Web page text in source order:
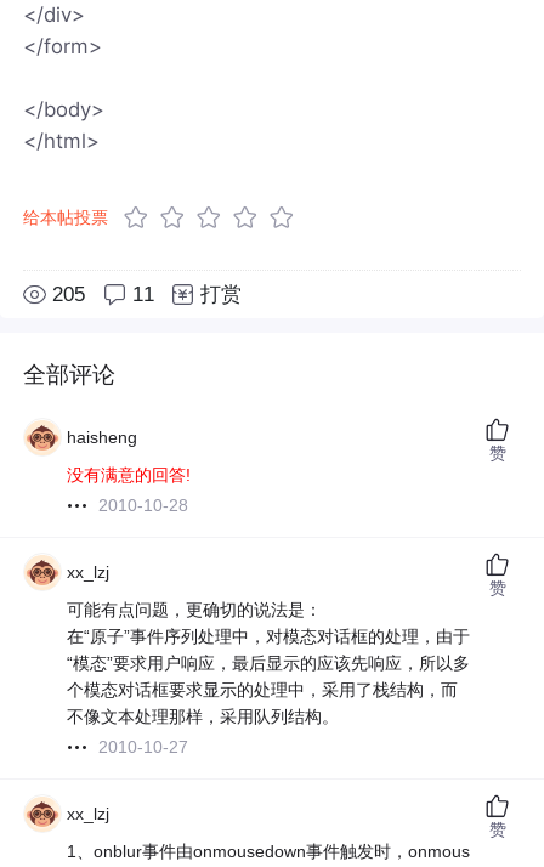
</div>
</form>
</body>
</html>
给本帖投票
205 11 打赏
全部评论
haisheng
没有满意的回答!
2010-10-28
赞
xx_lzj
可能有点问题，更确切的说法是：
在“原子”事件序列处理中，对模态对话框的处理，由于
“模态”要求用户响应，最后显示的应该先响应，所以多
个模态对话框要求显示的处理中，采用了栈结构，而
不像文本处理那样，采用队列结构。
2010-10-27
赞
xx_lzj
1、onblur事件由onmousedown事件触发时，onmous
赞